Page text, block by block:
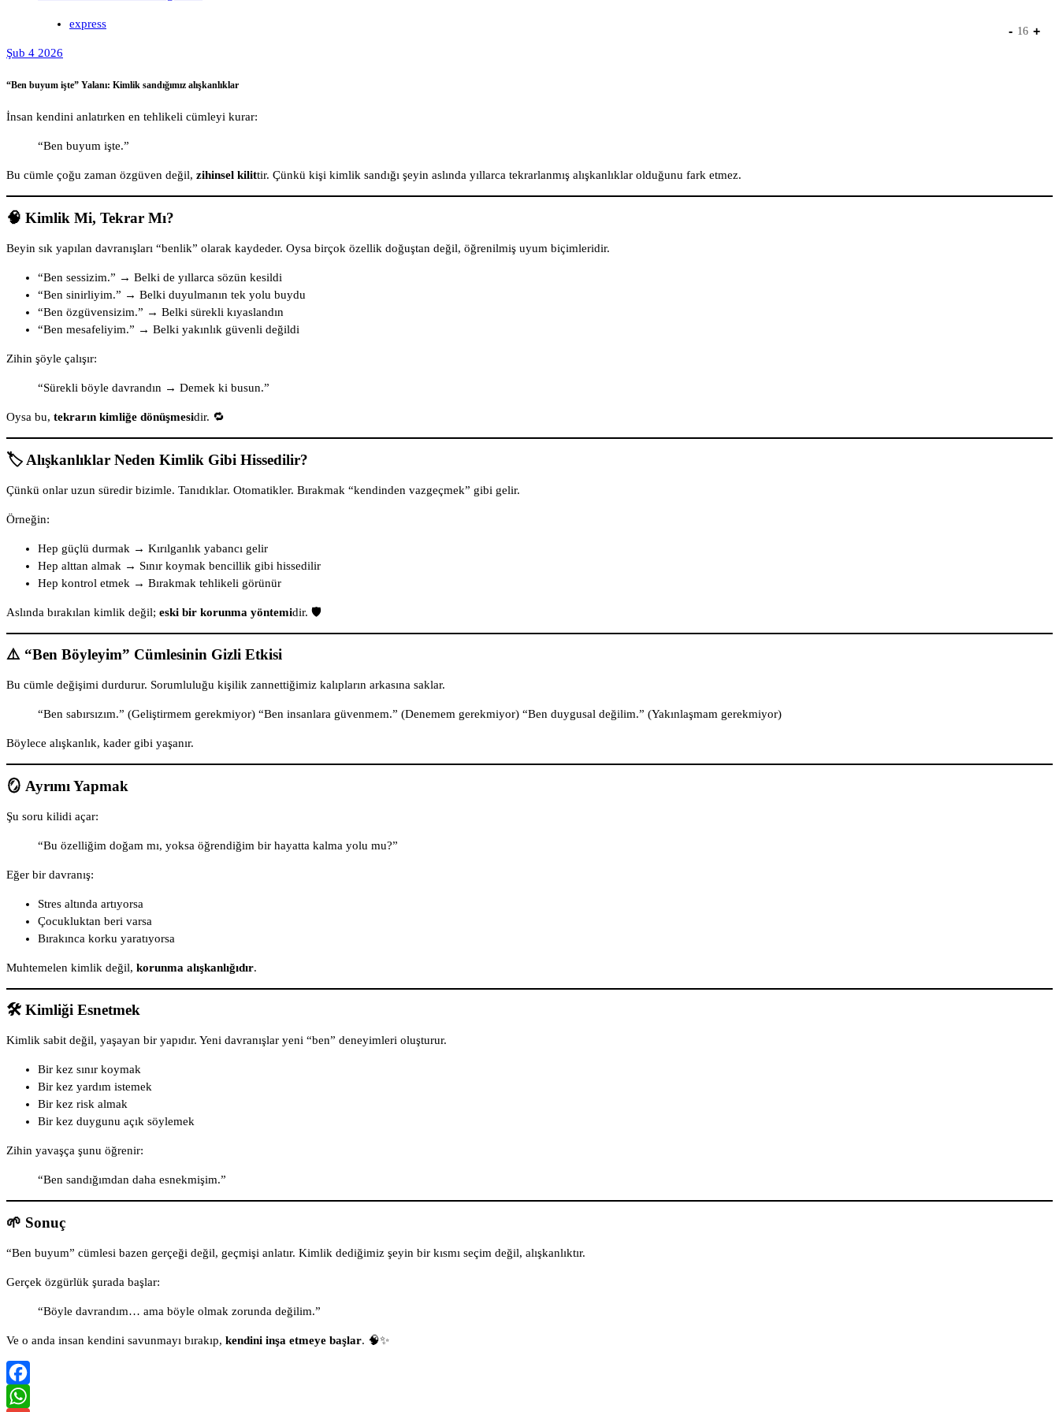
express
Şub 4 2026
“Ben buyum işte” Yalanı: Kimlik sandığımız alışkanlıklar
İnsan kendini anlatırken en tehlikeli cümleyi kurar:
“Ben buyum işte.”
Bu cümle çoğu zaman özgüven değil, zihinsel kilittir. Çünkü kişi kimlik sandığı şeyin aslında yıllarca tekrarlanmış alışkanlıklar olduğunu fark etmez.
🧠 Kimlik Mi, Tekrar Mı?
Beyin sık yapılan davranışları “benlik” olarak kaydeder. Oysa birçok özellik doğuştan değil, öğrenilmiş uyum biçimleridir.
“Ben sessizim.” → Belki de yıllarca sözün kesildi
“Ben sinirliyim.” → Belki duyulmanın tek yolu buydu
“Ben özgüvensizim.” → Belki sürekli kıyaslandın
“Ben mesafeliyim.” → Belki yakınlık güvenli değildi
Zihin şöyle çalışır:
“Sürekli böyle davrandın → Demek ki busun.”
Oysa bu, tekrarın kimliğe dönüşmesidir. 🔁
🏷️ Alışkanlıklar Neden Kimlik Gibi Hissedilir?
Çünkü onlar uzun süredir bizimle. Tanıdıklar. Otomatikler. Bırakmak “kendinden vazgeçmek” gibi gelir.
Örneğin:
Hep güçlü durmak → Kırılganlık yabancı gelir
Hep alttan almak → Sınır koymak bencillik gibi hissedilir
Hep kontrol etmek → Bırakmak tehlikeli görünür
Aslında bırakılan kimlik değil; eski bir korunma yöntemidir. 🛡️
⚠️ “Ben Böyleyim” Cümlesinin Gizli Etkisi
Bu cümle değişimi durdurur. Sorumluluğu kişilik zannettiğimiz kalıpların arkasına saklar.
“Ben sabırsızım.” (Geliştirmem gerekmiyor) “Ben insanlara güvenmem.” (Denemem gerekmiyor) “Ben duygusal değilim.” (Yakınlaşmam gerekmiyor)
Böylece alışkanlık, kader gibi yaşanır.
🪞 Ayrımı Yapmak
Şu soru kilidi açar:
“Bu özelliğim doğam mı, yoksa öğrendiğim bir hayatta kalma yolu mu?”
Eğer bir davranış:
Stres altında artıyorsa
Çocukluktan beri varsa
Bırakınca korku yaratıyorsa
Muhtemelen kimlik değil, korunma alışkanlığıdır.
🛠️ Kimliği Esnetmek
Kimlik sabit değil, yaşayan bir yapıdır. Yeni davranışlar yeni “ben” deneyimleri oluşturur.
Bir kez sınır koymak
Bir kez yardım istemek
Bir kez risk almak
Bir kez duygunu açık söylemek
Zihin yavaşça şunu öğrenir:
“Ben sandığımdan daha esnekmişim.”
🌱 Sonuç
“Ben buyum” cümlesi bazen gerçeği değil, geçmişi anlatır. Kimlik dediğimiz şeyin bir kısmı seçim değil, alışkanlıktır.
Gerçek özgürlük şurada başlar:
“Böyle davrandım… ama böyle olmak zorunda değilim.”
Ve o anda insan kendini savunmayı bırakıp, kendini inşa etmeye başlar. 🧠✨
Facebook
- 16 +